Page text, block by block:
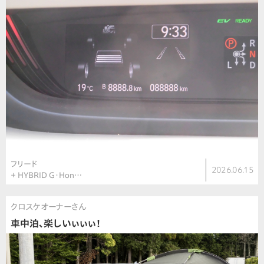
フリード
＋ HYBRID G・Hon…
2026.06.15
クロスケオーナーさん
車中泊、楽しいぃぃぃ！